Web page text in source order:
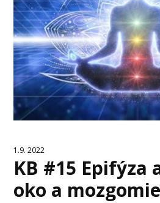
1.9. 2022
KB #15 Epifýza
oko a